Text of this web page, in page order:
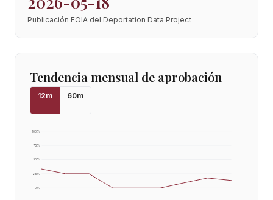
Publicación FOIA del Deportation Data Project
Tendencia mensual de aprobación
12m 60m
0%
25%
50%
75%
100%